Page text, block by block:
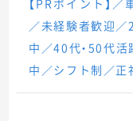
【PRポイント】
／未経験者歓迎／
中／40代・50代
中／シフト制／正